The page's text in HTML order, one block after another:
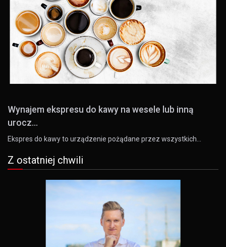
Wynajem ekspresu do kawy na wesele lub inną
urocz...
Ekspres do kawy to urządzenie pożądane przez wszystkich…
Z ostatniej chwili